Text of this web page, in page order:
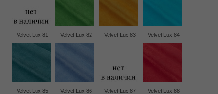
Velvet Lux 81 Velvet Lux 82 Velvet Lux 83 Velvet Lux 84
Velvet Lux 85 Velvet Lux 86 Velvet Lux 87 Velvet Lux 88